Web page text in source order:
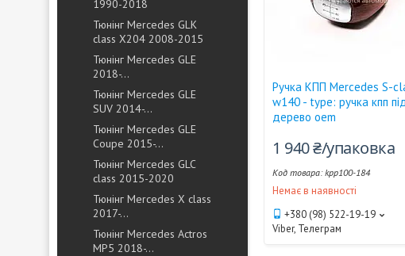
1990-2018
Тюнінг Mercedes GLK
class X204 2008-2015
Тюнінг Mercedes GLE
2018-...
Тюнінг Mercedes GLE
SUV 2014-...
Тюнінг Mercedes GLE
Coupe 2015-...
Тюнінг Mercedes GLC
class 2015-2020
Тюнінг Mercedes X class
2017-...
Тюнінг Mercedes Actros
MP5 2018-...
Ручка КПП Mercedes S-
w140 - type: ручка кпп
дерево oem
1 940 ₴/упаковка
kpp100-184
Немає в наявності
+380 (98) 522-19-19
Viber, Телеграм